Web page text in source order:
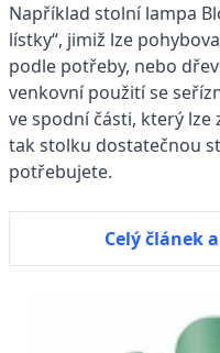
Například stolní lampa
lístky“, jimiž lze
podle potřeby, nebo
venkovní použití se
ve spodní části, který
tak stolku dostatečnou
potřebujete.
Celý článek